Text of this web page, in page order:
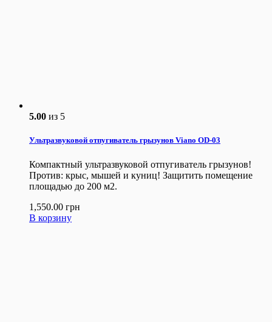
5.00 из 5
Ультразвуковой отпугиватель грызунов Viano OD-03
Компактный ультразвуковой отпугиватель грызунов!
Против: крыс, мышей и куниц! Защитить помещение
площадью до 200 м2.
1,550.00 грн
В корзину